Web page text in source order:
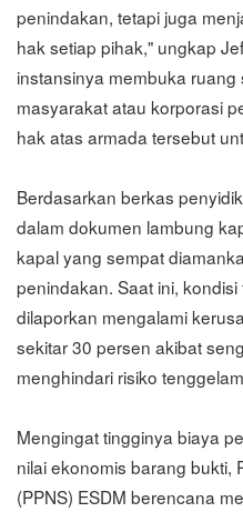
penindakan, tetapi juga
hak setiap pihak," ungkap
instansinya membuka
masyarakat atau korporasi
hak atas armada tersebut
Berdasarkan berkas
dalam dokumen lambung
kapal yang sempat
penindakan. Saat ini,
dilaporkan mengalami
sekitar 30 persen akibat
menghindari risiko
Mengingat tingginya biaya
nilai ekonomis barang bukti,
(PPNS) ESDM berencana